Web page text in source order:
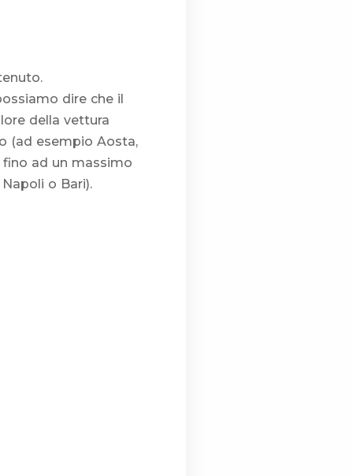
dire che il
della vettura
(ad esempio Aosta,
fino ad un massimo
o Bari).